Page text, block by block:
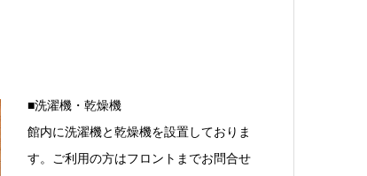
■洗濯機・乾燥機
館内に洗濯機と乾燥機を設置しておりま
す。ご利用の方はフロントまでお問合せ